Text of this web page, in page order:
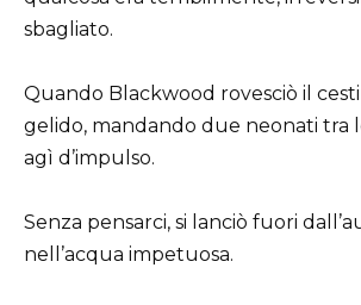
sbagliato.
Quando Blackwood rovesciò il
gelido, mandando due neonati tra
agì d’impulso.
Senza pensarci, si lanciò fuori
nell’acqua impetuosa.